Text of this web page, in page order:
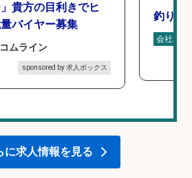
貴方の目利きでヒ
バイヤー募集
ムライン
sponsored by 求人ボックス
釣り具
会社名
に求人情報を見る